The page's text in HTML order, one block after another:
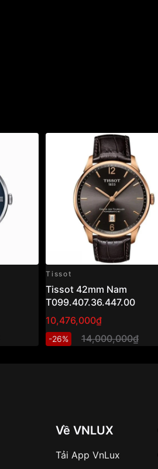
Tissot
Tissot 42mm Nam
T099.407.36.447.00
10,476,000₫
-26% 14,000,000₫
Về VNLUX
Tải App VnLux